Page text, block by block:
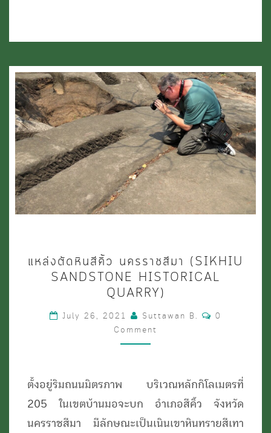
ตัด
หิน
สีคิ้ว
นครราชสีมา
(SIKHIU
HISTORICAL
QUARRY)
แหล่งตัดหินสีคิ้ว นครราชสีมา (SIKHIU
SANDSTONE HISTORICAL
QUARRY)
July 26, 2021 Suttawan B. Comments
0
Comment
ตั้งอยู่ริมถนนมิตรภาพ บริเวณหลักกิโลเมตรที่
205 ในเขตบ้านมอจะบก อำเภอสีคิ้ว จังหวัด
นครราชสีมา มีลักษณะเป็นเนินเขาหินทรายสีเทา